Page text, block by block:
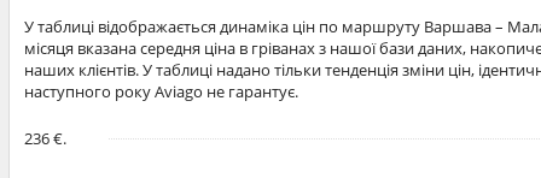
У таблиці відображається динаміка цін по маршруту Варшава –
місяця вказана середня ціна в гріванах з нашої бази даних,
наших клієнтів. У таблиці надано тільки тенденція зміни цін,
наступного року Aviago не гарантує.
236 €.